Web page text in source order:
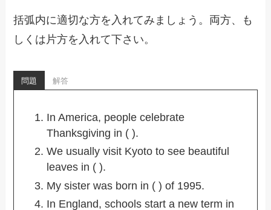
括弧内に適切な方を入れてみましょう。両方、も
しくは片方を入れて下さい。
問題 解答
In America, people celebrate
Thanksgiving in ( ).
We usually visit Kyoto to see beautiful
leaves in ( ).
My sister was born in ( ) of 1995.
In England, schools start a new term in